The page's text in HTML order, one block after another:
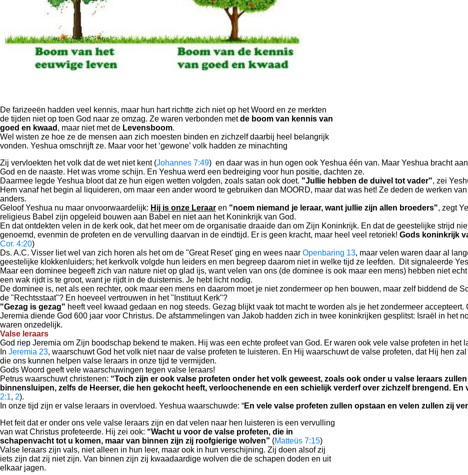
De farizeeën hadden veel kennis, maar hun hart richtte zich niet op het Woord en ze merkten
de tijden niet op toen God naar ze omzag. Ze waren verbonden metde boom van kennis van
goed en kwaad , maar niet met de Levensboom.
Wel wisten ze hoe ze de mensen aan zich moesten binden en zichzelf daarbij heel belangrijk
vonden. Yeshua omschrijft ze. Maar voor het ‘gewone’ volk hadden ze minachting
Zij vervloekten het volk dat de wet niet kent (Johannes 7:49) en daar was in hun ogen ook Yeshua één van. Maar Yeshua bracht
God en de naaste. Het was vrome schijn. En Yeshua werd een bedreiging voor hun positie, dachten ze.
Daarmee legde Yeshua bloot dat ze hun eigen wetten volgden, zoals satan ook doet. "Jullie hebben de duivel tot vader", zei
Hem vanaf het begin al liquideren, om maar een ander woord te gebruiken dan MOORD, maar dat was het! Ze deden de werken
anders.
Geloof Yeshua nu maar onvoorwaardelijk: Hij is onze Leraar en "noem niemand je leraar, want jullie zijn allen broeders", zegt
religieus Babel zijn opgeleid bouwen aan Babel en niet aan het Koninkrijk van God.
En dat ontdekten velen in de kerk ook, dat het meer om de organisatie draaide dan om Zijn Koninkrijk. En dat de geestelijke strijd
genoemd, evenmin de profeten en de vervulling daarvan in de eindtijd. Er is geen kracht, maar heel veel retoriek! Gods koninkrijk
Cor. 4:20)
Ds. A.C. Visser liet wel van zich horen als het om de "Great Reset' ging en wees naar Openbaring 13, maar velen waren daar al
geestelijke klokkenluiders; het kerkvolk volgde hun leiders en men begreep daarom niet in welke tijd ze leefden. Dit signaleerde
Maar een dominee begeeft zich van nature niet op glad ijs, want velen van ons (de dominee is ook maar een mens) hebben niet
een wak rijdt is te groot, want je rijdt in de duisternis. Je hebt licht nodig.
De dominee is, net als een rechter, ook maar een mens en daarom moet je niet zondermeer op hen bouwen, maar zelf biddend de
de "Rechtsstaat"? En hoeveel vertrouwen in het "Instituut Kerk"?
"Gezag is gezag" heeft veel kwaad gedaan en nog steeds. Gezag blijkt vaak tot macht te worden als je het zondermeer
Jeremia diende God 600 jaar voor Christus. De afstammelingen van Jakob hadden zich in twee koninkrijken gesplitst: Israël in het
waren onzedelijk.
Valse leraars
God riep Jeremia om Zijn boodschap bekend te maken. Hij was een echte profeet van God. Er waren ook vele valse profeten in het
In Jeremia 23, waarschuwt God het volk niet naar de valse profeten te luisteren. En Hij waarschuwt de valse profeten, dat Hij hen
die ons kunnen helpen valse leraars in onze tijd te vermijden.
Gods Woord geeft vele waarschuwingen tegen valse leraars!
Petrus waarschuwt christenen: “Toch zijn er ook valse profeten onder het volk geweest, zoals ook onder u valse leraars
binnensluipen, zelfs de Heerser, die hen gekocht heeft, verloochenende en een schielijk verderf over zichzelf brengend.
2:1, 2).
In onze tijd zijn er valse leraars in overvloed. Yeshua waarschuwde: “En vele valse profeten zullen opstaan en velen zullen zij
Het feit dat er onder ons vele valse leraars zijn en dat velen naar hen luisteren is een vervulling
van wat Christus profeteerde. Hij zei ook: “Wacht u voor de valse profeten, die in
schapenvacht tot u komen, maar van binnen zijn zij roofgierige wolven” (Matteüs 7:15)
Valse leraars zijn vals, niet alleen in hun leer, maar ook in hun verschijning. Zij doen alsof zij
iets zijn dat zij niet zijn. Van binnen zijn zij kwaadaardige wolven die de schapen doden en uit
elkaar jagen.